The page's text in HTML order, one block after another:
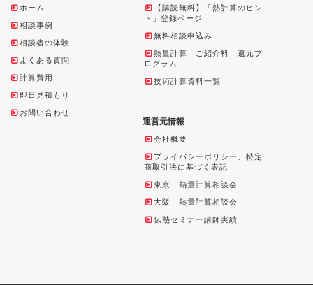
ホーム
相談事例
相談者の体験
よくある質問
計算費用
即日見積もり
お問い合わせ
【購読無料】「熱計算のヒン
ト」登録ページ
無料相談申込み
熱量計算 ご紹介料 還元プ
ログラム
技術計算資料一覧
運営元情報
会社概要
プライバシーポリシー、特定
商取引法に基づく表記
東京 熱量計算相談会
大阪 熱量計算相談会
伝熱セミナー講師実績